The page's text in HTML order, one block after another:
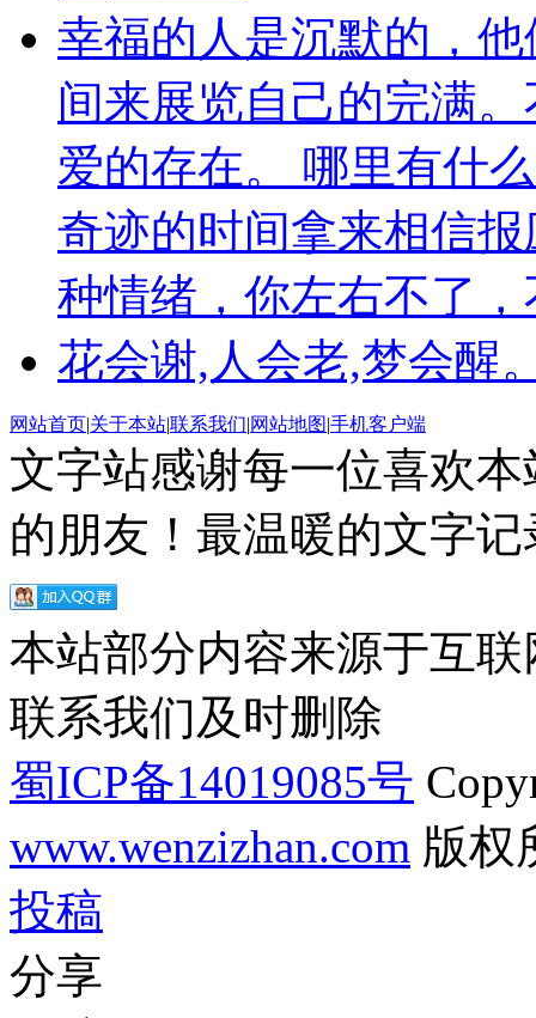
幸福的人是沉默的，
间来展览自己的完满
爱的存在。 哪里有什
奇迹的时间拿来相信
种情绪，你左右不了
花会谢,人会老,梦会醒
网站首页|关于本站|联系我们|网站地图|手机客户端
文字站感谢每一位喜欢
的朋友！最温暖的文字
本站部分内容来源于互
联系我们及时删除
蜀ICP备14019085号
www.wenzizhan.com 版权
投稿
分享